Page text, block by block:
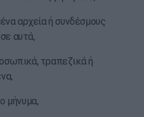
αρχεία ή συνδέσμους
αυτά,
τραπεζικά ή
μήνυμα,